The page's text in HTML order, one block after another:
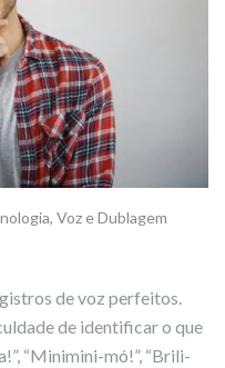
, Voz e Dublagem
de voz perfeitos.
de identificar o que
“Minimini-mó!”, “Brili-